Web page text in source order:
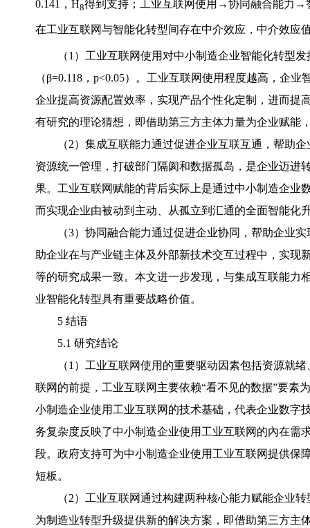
0.141，H8得到支持；工业互联网使用→协同融合能力→
在工业互联网与智能化转型间存在中介效应，中介效应
（1）工业互联网使用对中小制造企业智能化转型
（β=0.118，p<0.05）。工业互联网使用程度越高，企
企业提高资源配置效率，实现产品个性化定制，进而提
有研究的理论猜想，即借助第三方主体力量为企业赋能
（2）集成互联能力通过促进企业互联互通，帮助
资源统一管理，打破部门隔阂和数据孤岛，是企业迈进
果。工业互联网赋能的背后实际上是通过中小制造企业
而实现企业由被动到主动、从孤立到汇通的全面智能化
（3）协同融合能力通过促进企业协同，帮助企业
助企业在与产业链主体及外部新技术交互过程中，实现
等的研究成果一致。本文进一步发现，与集成互联能力
业智能化转型具有重要战略价值。
5 结语
5.1 研究结论
（1）工业互联网使用的重要驱动因素包括资源就
联网的前提，工业互联网主要依赖“看不见的数据”要素
小制造企业使用工业互联网的技术基础，代表企业数字
务复杂度反映了中小制造企业使用工业互联网的內在需
段。政府支持可为中小制造企业使用工业互联网提供保
短板。
（2）工业互联网通过构建两种核心能力赋能企业
为制造业转型升级提供新的解决方案，即借助第三方主